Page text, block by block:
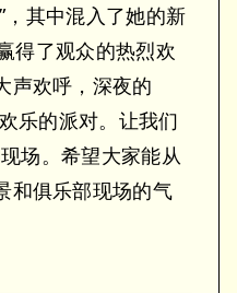
其中混入了她的新
得了观众的热烈欢
声欢呼，深夜的
乐的派对。让我们
场。希望大家能从
和俱乐部现场的气